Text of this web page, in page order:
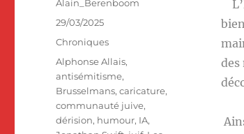
des
Alain_Berenboom
Publié
le
29/03/2025
Catégories
Chroniques
Étiquettes
Alphonse Allais,
antisémitisme,
Brusselmans,caricature,
communauté juive,
dérision, humour, IA,